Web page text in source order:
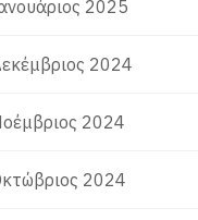
2025
2024
2024
2024